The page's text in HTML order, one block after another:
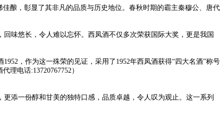
酿，彰显了其非凡的品质与历史地位。春秋时期的霸主秦穆公、唐代
味悠长，令人难以忘怀。西凤酒不仅多次荣获国际大奖，更是我国
，作为这一殊荣的见证，采用了1952年西凤酒获得“四大名酒”称号
理电话:13720767752）
添一份醇和甘美的独特口感，品质卓越，令人叹为观止。这一系列